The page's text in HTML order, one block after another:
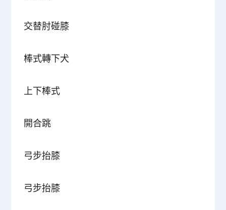
交替肘碰膝
棒式轉下犬
上下棒式
開合跳
弓步抬膝
弓步抬膝